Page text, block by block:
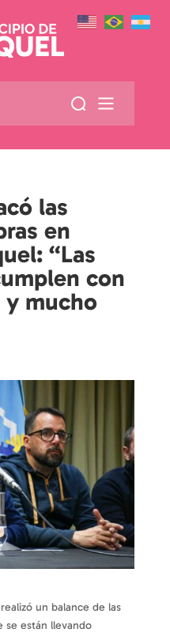
las
en
“Las
con
mucho
un balance de las
se están llevando